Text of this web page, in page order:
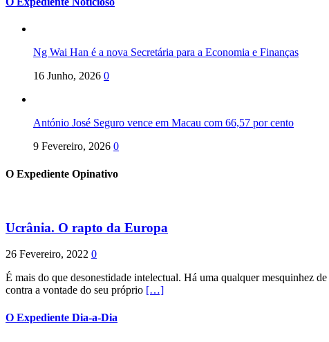
Ng Wai Han é a nova Secretária para a Economia e Finanças
16 Junho, 2026 0
António José Seguro vence em Macau com 66,57 por cento
9 Fevereiro, 2026 0
O Expediente Opinativo
Ucrânia. O rapto da Europa
26 Fevereiro, 2022 0
É mais do que desonestidade intelectual. Há uma qualquer mesquinhez
contra a vontade do seu próprio […]
O Expediente Dia-a-Dia